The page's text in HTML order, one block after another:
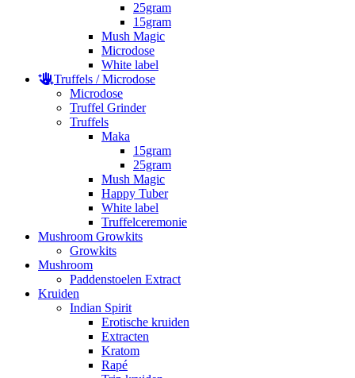
25gram
15gram
Mush Magic
Microdose
White label
Truffels / Microdose
Microdose
Truffel Grinder
Truffels
Maka
15gram
25gram
Mush Magic
Happy Tuber
White label
Truffelceremonie
Mushroom Growkits
Growkits
Mushroom
Paddenstoelen Extract
Kruiden
Indian Spirit
Erotische kruiden
Extracten
Kratom
Rapé